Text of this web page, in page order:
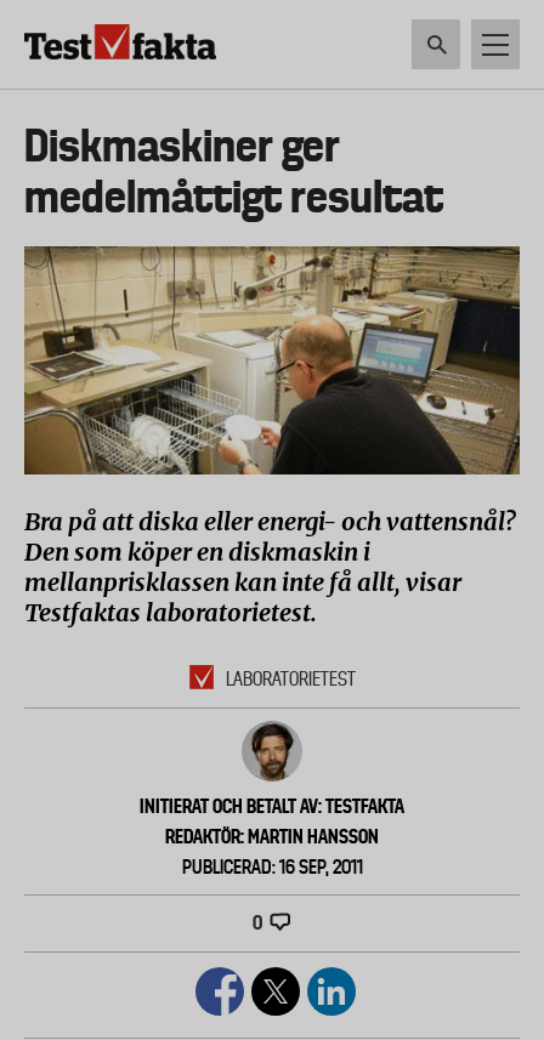
Huvudmeny
ny
Diskmaskiner ger
medelmåttigt resultat
Bra på att diska eller energi- och vattensnål?
Den som köper en diskmaskin i
mellanprisklassen kan inte få allt, visar
Testfaktas laboratorietest.
LABORATORIETEST
INITIERAT OCH BETALT AV: TESTFAKTA
REDAKTÖR: MARTIN HANSSON
PUBLICERAD: 16 SEP, 2011
0